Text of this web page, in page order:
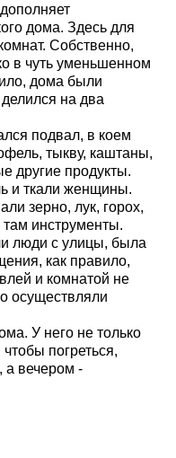
дома. Здесь для
Собственно,
в чуть уменьшенном
дома были
на два
подвал, в коем
тыкву, каштаны,
другие продукты.
и ткали женщины.
зерно, лук, горох,
инструменты.
люди с улицы, была
как правило,
и комнатой не
осуществляли
У него не только
погреться,
а вечером -